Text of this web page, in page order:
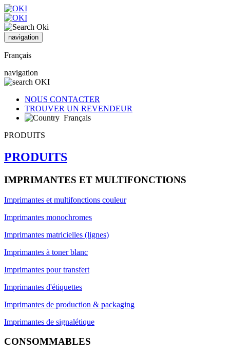
navigation
Français
navigation
NOUS CONTACTER
TROUVER UN REVENDEUR
Français
PRODUITS
PRODUITS
IMPRIMANTES ET MULTIFONCTIONS
Imprimantes et multifonctions couleur
Imprimantes monochromes
Imprimantes matricielles (lignes)
Imprimantes à toner blanc
Imprimantes pour transfert
Imprimantes d'étiquettes
Imprimantes de production & packaging
Imprimantes de signalétique
CONSOMMABLES